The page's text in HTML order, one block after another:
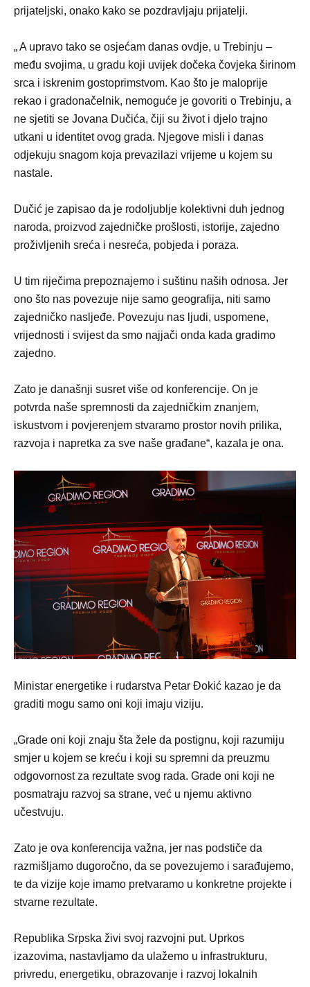
prijateljski, onako kako se pozdravljaju prijatelji.
„ A upravo tako se osjećam danas ovdje, u Trebinju –
među svojima, u gradu koji uvijek dočeka čovjeka širinom
srca i iskrenim gostoprimstvom. Kao što je maloprije
rekao i gradonačelnik, nemoguće je govoriti o Trebinju, a
ne sjetiti se Jovana Dučića, čiji su život i djelo trajno
utkani u identitet ovog grada. Njegove misli i danas
odjekuju snagom koja prevazilazi vrijeme u kojem su
nastale.
Dučić je zapisao da je rodoljublje kolektivni duh jednog
naroda, proizvod zajedničke prošlosti, istorije, zajedno
proživljenih sreća i nesreća, pobjeda i poraza.
U tim riječima prepoznajemo i suštinu naših odnosa. Jer
ono što nas povezuje nije samo geografija, niti samo
zajedničko nasljeđe. Povezuju nas ljudi, uspomene,
vrijednosti i svijest da smo najjači onda kada gradimo
zajedno.
Zato je današnji susret više od konferencije. On je
potvrda naše spremnosti da zajedničkim znanjem,
iskustvom i povjerenjem stvaramo prostor novih prilika,
razvoja i napretka za sve naše građane“, kazala je ona.
Ministar energetike i rudarstva Petar Đokić kazao je da
graditi mogu samo oni koji imaju viziju.
„Grade oni koji znaju šta žele da postignu, koji razumiju
smjer u kojem se kreću i koji su spremni da preuzmu
odgovornost za rezultate svog rada. Grade oni koji ne
posmatraju razvoj sa strane, već u njemu aktivno
učestvuju.
Zato je ova konferencija važna, jer nas podstiče da
razmišljamo dugoročno, da se povezujemo i sarađujemo,
te da vizije koje imamo pretvaramo u konkretne projekte i
stvarne rezultate.
Republika Srpska živi svoj razvojni put. Uprkos
izazovima, nastavljamo da ulažemo u infrastrukturu,
privredu, energetiku, obrazovanje i razvoj lokalnih